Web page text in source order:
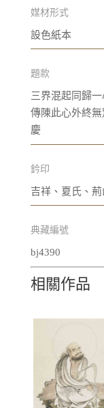
媒材形式
設色紙本
題款
三界混起同歸
傳陳此心外終
慶
鈐印
吉祥、夏氏、
典藏編號
bj4390
相關作品